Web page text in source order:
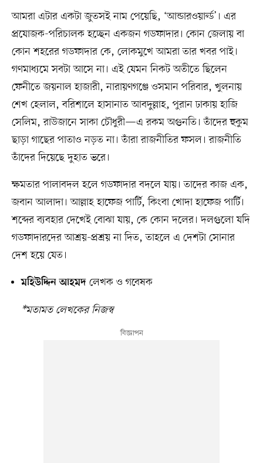
আমরা এটার একটা জুতসই নাম পেয়েছি, ‘আন্ডারওয়ার্ল্ড’। এর
প্রযোজক-পরিচালক হচ্ছেন একজন গডফাদার। কোন জেলায় বা
কোন শহরের গডফাদার কে, লোকমুখে আমরা তার খবর পাই।
গণমাধ্যমে সবটা আসে না। এই যেমন নিকট অতীতে ছিলেন
ফেনীতে জয়নাল হাজারী, নারায়ণগঞ্জে ওসমান পরিবার, খুলনায়
শেখ হেলাল, বরিশালে হাসানাত আবদুল্লাহ, পুরান ঢাকায় হাজি
সেলিম, রাউজানে সাকা চৌধুরী—এ রকম অগুনতি। তাঁদের হুকুম
ছাড়া গাছের পাতাও নড়ত না। তাঁরা রাজনীতির ফসল। রাজনীতি
তাঁদের দিয়েছে দুহাত ভরে।
ক্ষমতার পালাবদল হলে গডফাদার বদলে যায়। তাদের কাজ এক,
জবান আলাদা। আল্লাহ হাফেজ পার্টি, কিংবা খোদা হাফেজ পার্টি।
শব্দের ব্যবহার দেখেই বোঝা যায়, কে কোন দলের। দলগুলো যদি
গডফাদারদের আশ্রয়-প্রশ্রয় না দিত, তাহলে এ দেশটা সোনার
দেশ হয়ে যেত।
মহিউদ্দিন আহমদলেখক ও গবেষক
*মতামত লেখকের নিজস্ব